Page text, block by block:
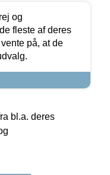
og
fleste af deres
på, at de
bl.a. deres